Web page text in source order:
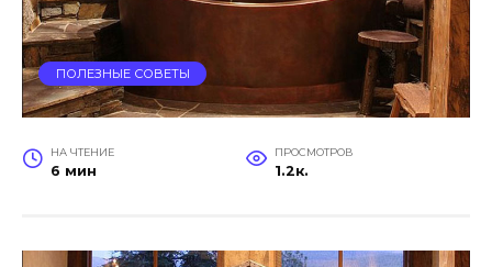
ПОЛЕЗНЫЕ СОВЕТЫ
НА ЧТЕНИЕ
6 мин
ПРОСМОТРОВ
1.2к.